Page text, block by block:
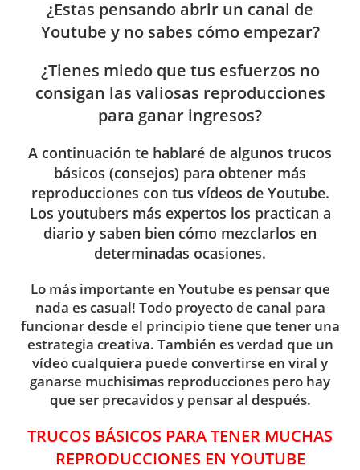
¿Estas pensando abrir un canal de
Youtube y no sabes cómo empezar?
¿Tienes miedo que tus esfuerzos no
consigan las valiosas reproducciones
para ganar ingresos?
A continuación te hablaré de algunos trucos
básicos (consejos) para obtener más
reproducciones con tus vídeos de Youtube.
Los youtubers más expertos los practican a
diario y saben bien cómo mezclarlos en
determinadas ocasiones.
Lo más importante en Youtube es pensar que
nada es casual! Todo proyecto de canal para
funcionar desde el principio tiene que tener una
estrategia creativa. También es verdad que un
vídeo cualquiera puede convertirse en viral y
ganarse muchisimas reproducciones pero hay
que ser precavidos y pensar al después.
TRUCOS BÁSICOS PARA TENER MUCHAS
REPRODUCCIONES EN YOUTUBE